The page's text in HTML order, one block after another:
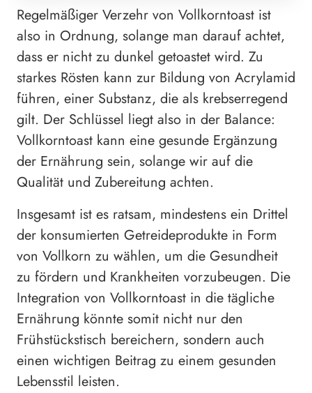
Regelmäßiger Verzehr von Vollkorntoast ist
also in Ordnung, solange man darauf achtet,
dass er nicht zu dunkel getoastet wird. Zu
starkes Rösten kann zur Bildung von Acrylamid
führen, einer Substanz, die als krebserregend
gilt. Der Schlüssel liegt also in der Balance:
Vollkorntoast kann eine gesunde Ergänzung
der Ernährung sein, solange wir auf die
Qualität und Zubereitung achten.
Insgesamt ist es ratsam, mindestens ein Drittel
der konsumierten Getreideprodukte in Form
von Vollkorn zu wählen, um die Gesundheit
zu fördern und Krankheiten vorzubeugen. Die
Integration von Vollkorntoast in die tägliche
Ernährung könnte somit nicht nur den
Frühstückstisch bereichern, sondern auch
einen wichtigen Beitrag zu einem gesunden
Lebensstil leisten.